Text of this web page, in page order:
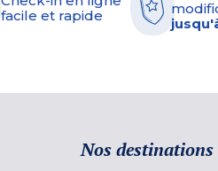
facile et rapide
Nos destinations